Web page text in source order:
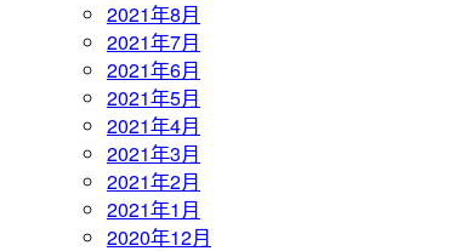
2021年8月
2021年7月
2021年6月
2021年5月
2021年4月
2021年3月
2021年2月
2021年1月
2020年12月